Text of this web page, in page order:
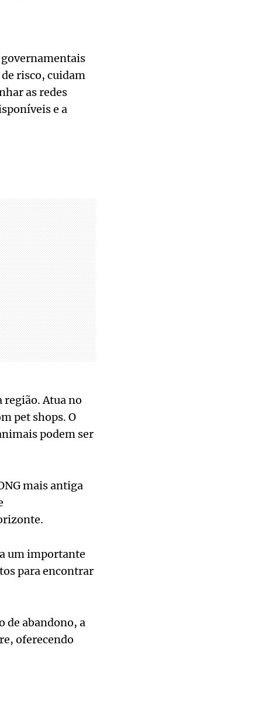
governamentais
risco, cuidam
as redes
e a
região. Atua no
pet shops. O
podem ser
mais antiga
um importante
para encontrar
de abandono, a
oferecendo